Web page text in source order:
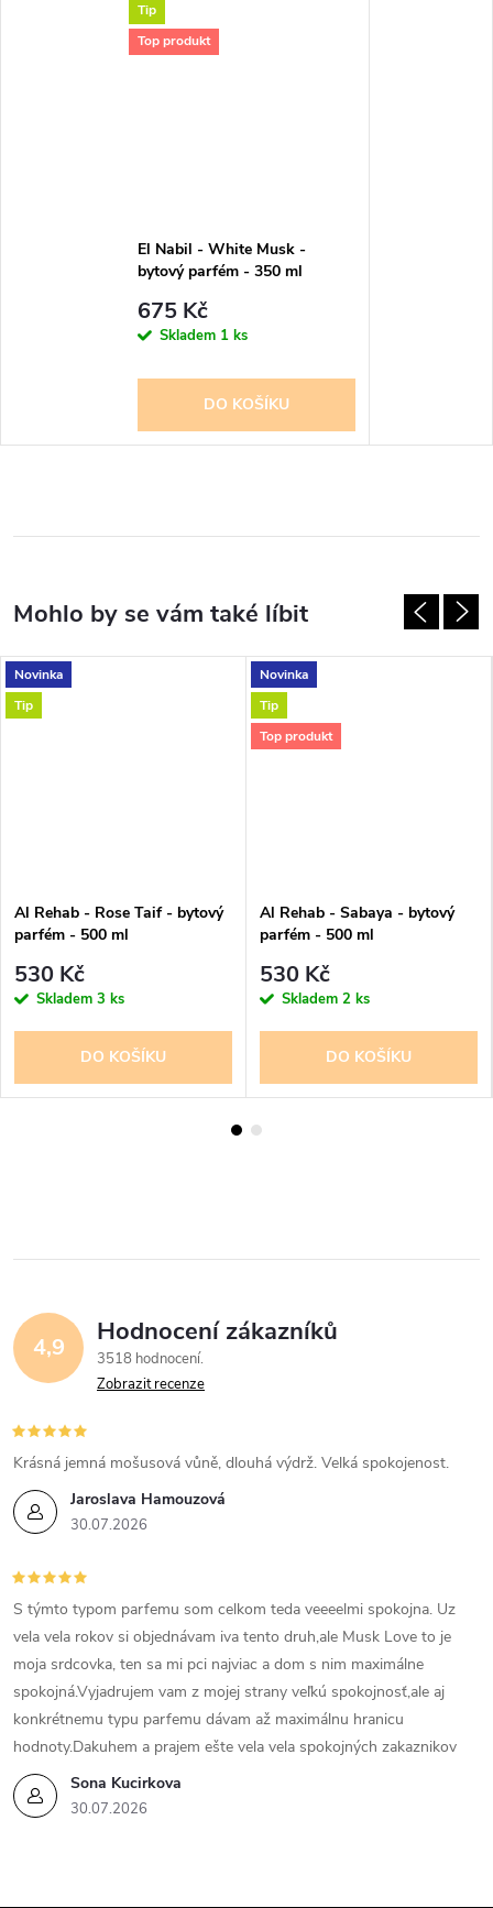
Tip
Top produkt
El Nabil - White Musk -
bytový parfém - 350 ml
675 Kč
Skladem 1 ks
DO KOŠÍKU
Novinka
Tip
Al Rehab - Rose Taif - bytový
parfém - 500 ml
530 Kč
Skladem 3 ks
DO KOŠÍKU
Novinka
Tip
Top produkt
Al Rehab - Sabaya - bytový
parfém - 500 ml
530 Kč
Skladem 2 ks
DO KOŠÍKU
4,9 Hodnocení zákazníků
3518 hodnocení
Zobrazit recenze
Jaroslava Hamouzová
30.07.2026
Krásná jemná mošusová vůně, dlouhá výdrž. Velká spokojenost.
Sona Kucirkova
30.07.2026
S týmto typom parfemu som celkom teda veeeelmi spokojna. Uz
vela vela rokov si objednávam iva tento druh,ale Musk Love to je
moja srdcovka, ten sa mi pci najviac a dom s nim maximálne
spokojná.Vyjadrujem vam z mojej strany veľkú spokojnosť,ale aj
konkrétnemu typu parfemu dávam až maximálnu hranicu
hodnoty.Dakuhem a prajem ešte vela vela spokojných zakaznikov